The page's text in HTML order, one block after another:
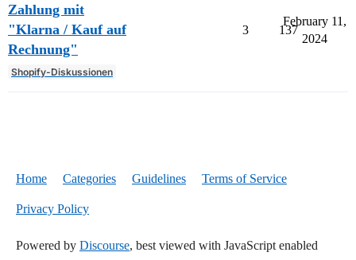
Zahlung mit
"Klarna / Kauf auf
Rechnung"
Shopify-Diskussionen
3 137
February 11,
2024
Home Categories Guidelines Terms of Service
Privacy Policy
Powered by Discourse, best viewed with JavaScript enabled